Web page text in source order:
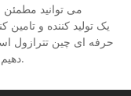
می توانید مطمئن
حرفه ای چین تترازول
دهیم. به خرید محصولات از کارخانه ما خوش آمدید.